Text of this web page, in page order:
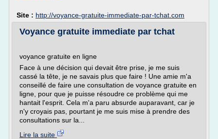
Site : http://voyance-gratuite-immediate-par-tchat.com
Voyance gratuite immediate par tchat
voyance gratuite en ligne
Face à une décision qui devait être prise, je me suis
cassé la tête, je ne savais plus que faire ! Une amie m'a
conseillé de faire une consultation de voyance gratuite en
ligne, pour que je puisse résoudre ce problème qui me
hantait l'esprit. Cela m'a paru absurde auparavant, car je
n'y croyais pas, pourtant je me suis mise à prendre des
consultations sur la...
Lire la suite